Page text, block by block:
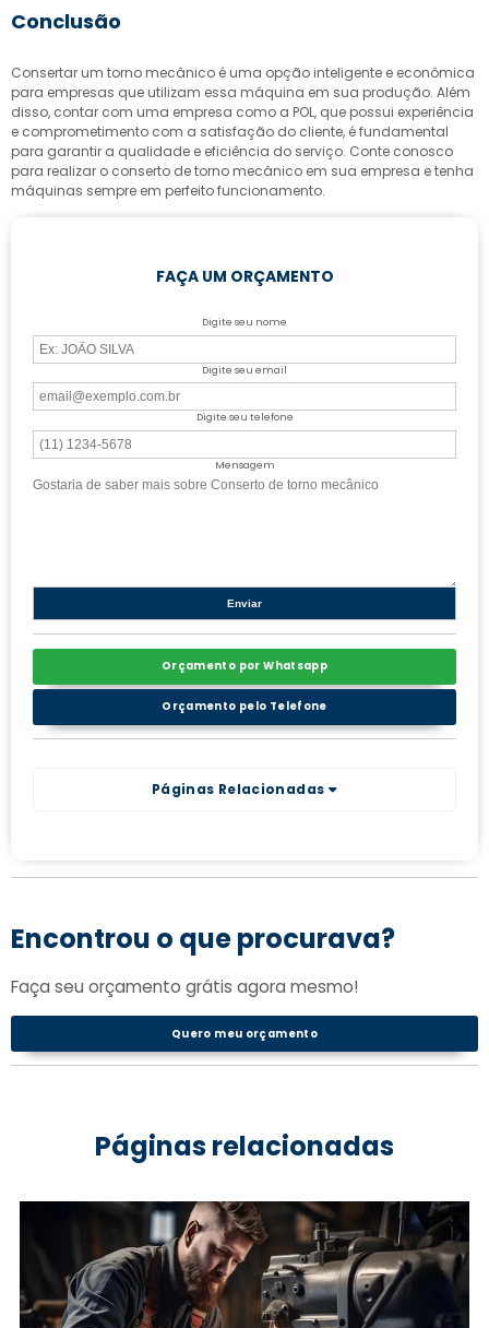
Conclusão
Consertar um torno mecânico é uma opção inteligente e econômica
para empresas que utilizam essa máquina em sua produção. Além
disso, contar com uma empresa como a POL, que possui experiência
e comprometimento com a satisfação do cliente, é fundamental
para garantir a qualidade e eficiência do serviço. Conte conosco
para realizar o conserto de torno mecânico em sua empresa e tenha
máquinas sempre em perfeito funcionamento.
FAÇA UM ORÇAMENTO
Digite seu nome
Digite seu email
Digite seu telefone
Mensagem
Orçamento por Whatsapp
Orçamento pelo Telefone
Páginas Relacionadas
Encontrou o que procurava?
Faça seu orçamento grátis agora mesmo!
Quero meu orçamento
Páginas relacionadas